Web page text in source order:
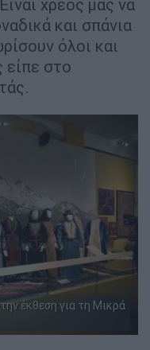
χρέος μας να
και σπάνια
όλοι και
είπε στο
έκθεση για τη Μικρά